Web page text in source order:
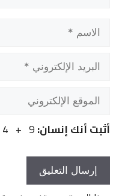
الاسم
البريد
الإلكتروني
الموقع
الإلكتروني
أثبت أنك إنسان:9 + 4 =